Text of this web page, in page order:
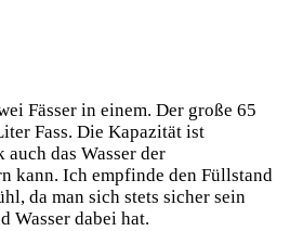
Fässer in einem. Der große 65
Fass. Die Kapazität ist
auch das Wasser der
kann. Ich empfinde den Füllstand
da man sich stets sicher sein
Wasser dabei hat.